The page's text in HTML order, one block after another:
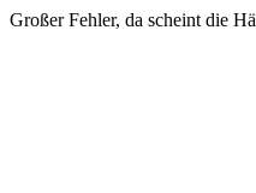
Großer Fehler, da scheint die